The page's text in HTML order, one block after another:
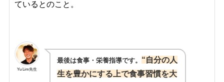
ているとのこと。
Yu Lim先生
最後は食事・栄養指導です。
“自分の人
生を豊かにする上で食事習慣を大